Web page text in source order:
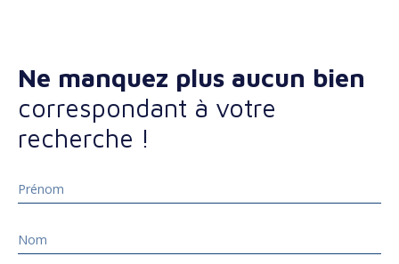
Ne manquez plus aucun bien
correspondant à votre
recherche !
Prénom
Nom